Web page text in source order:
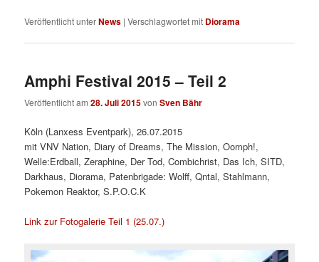
Veröffentlicht unterNews |Verschlagwortet mit Diorama
Amphi Festival 2015 – Teil 2
Veröffentlicht am28. Juli 2015vonSven Bähr
Köln (Lanxess Eventpark), 26.07.2015
mit VNV Nation, Diary of Dreams, The Mission, Oomph!,
Welle:Erdball, Zeraphine, Der Tod, Combichrist, Das Ich, SITD,
Darkhaus, Diorama, Patenbrigade: Wolff, Qntal, Stahlmann,
Pokemon Reaktor, S.P.O.C.K
Link zur Fotogalerie Teil 1 (25.07.)